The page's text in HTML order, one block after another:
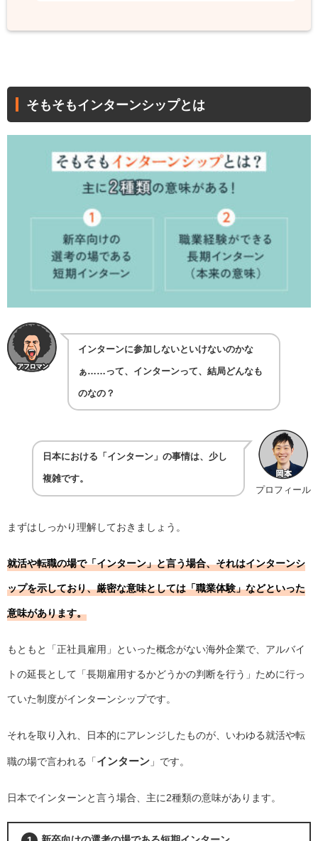
そもそもインターンシップとは
インターンに参加しないといけないのかな
ぁ……って、インターンって、結局どんなも
のなの？
プロフィール
日本における「インターン」の事情は、少し
複雑です。
まずはしっかり理解しておきましょう。
就活や転職の場で「インターン」と言う場合、それはインターンシ
ップを示しており、厳密な意味としては「職業体験」などといった
意味があります。
もともと「正社員雇用」といった概念がない海外企業で、アルバイ
トの延長として「長期雇用するかどうかの判断を行う」ために行っ
ていた制度がインターンシップです。
それを取り入れ、日本的にアレンジしたものが、いわゆる就活や転
職の場で言われる「インターン 」です。
日本でインターンと言う場合、主に2種類の意味があります。